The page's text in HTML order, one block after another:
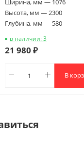
Ширина, мм — 1076
Высота, мм — 2300
Глубина, мм — 580
в наличии: 3
21 980 ₽
В